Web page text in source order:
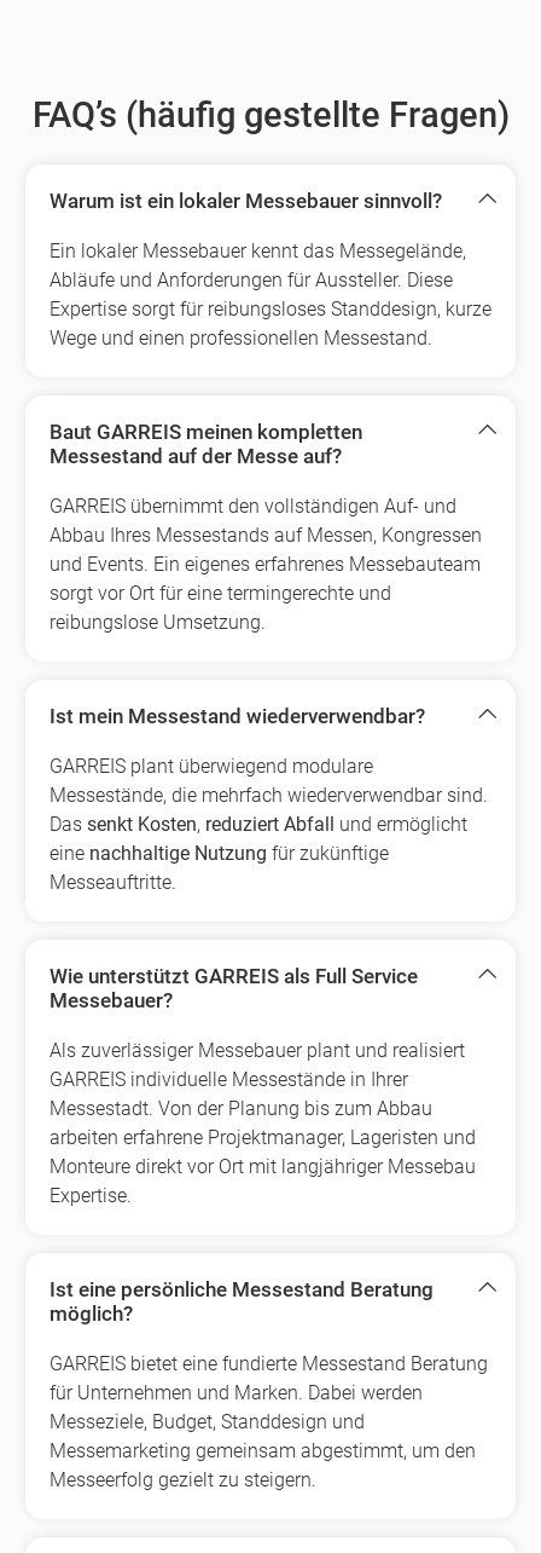
FAQ’s (häufig gestellte Fragen)
Warum ist ein lokaler Messebauer sinnvoll?
Ein lokaler Messebauer kennt das Messegelände,
Abläufe und Anforderungen für Aussteller. Diese
Expertise sorgt für reibungsloses Standdesign, kurze
Wege und einen professionellen Messestand.
Baut GARREIS meinen kompletten
Messestand auf der Messe auf?
GARREIS übernimmt den vollständigen Auf- und
Abbau Ihres Messestands auf Messen, Kongressen
und Events. Ein eigenes erfahrenes Messebauteam
sorgt vor Ort für eine termingerechte und
reibungslose Umsetzung.
Ist mein Messestand wiederverwendbar?
GARREIS plant überwiegend modulare
Messestände, die mehrfach wiederverwendbar sind.
Das senkt Kosten, reduziert Abfall und ermöglicht
eine nachhaltige Nutzung für zukünftige
Messeauftritte.
Wie unterstützt GARREIS als Full Service
Messebauer?
Als zuverlässiger Messebauer plant und realisiert
GARREIS individuelle Messestände in Ihrer
Messestadt. Von der Planung bis zum Abbau
arbeiten erfahrene Projektmanager, Lageristen und
Monteure direkt vor Ort mit langjähriger Messebau
Expertise.
Ist eine persönliche Messestand Beratung
möglich?
GARREIS bietet eine fundierte Messestand Beratung
für Unternehmen und Marken. Dabei werden
Messeziele, Budget, Standdesign und
Messemarketing gemeinsam abgestimmt, um den
Messeerfolg gezielt zu steigern.